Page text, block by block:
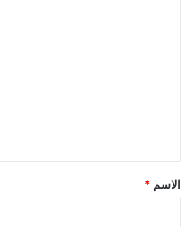
الاسم *